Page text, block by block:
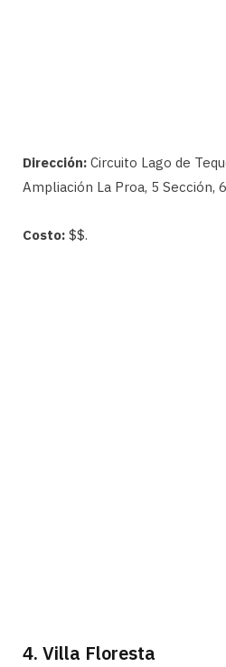
Dirección: Circuito Lago de
Ampliación La Proa, 5 Sección,
Costo: $$.
4. Villa Floresta